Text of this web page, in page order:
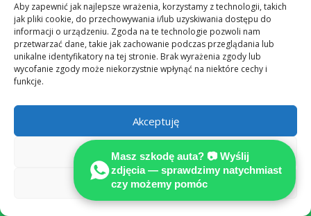
Aby zapewnić jak najlepsze wrażenia, korzystamy z technologii, takich
jak pliki cookie, do przechowywania i/lub uzyskiwania dostępu do
informacji o urządzeniu. Zgoda na te technologie pozwoli nam
przetwarzać dane, takie jak zachowanie podczas przeglądania lub
unikalne identyfikatory na tej stronie. Brak wyrażenia zgody lub
wycofanie zgody może niekorzystnie wpłynąć na niektóre cechy i
funkcje.
Akceptuję
Odmów
Zobacz preferencje
Wycena
rzeczoznawcy
ubezpieczyciela —
interes płatnika,
Niezależna
certyfikowana
opinia techniczna
— pełny kosztorys
rynkowych
Pominięte
pozycje: utrata
wartości, auto
zastępcze, holowanie
roszczeń: utrata
wartości pojazdu,
auto zastępcze,
koszty dodatkowe

Masz szkodę auta? 📷 Wyślij
zdjęcia — sprawdzimy natychmiast
czy możemy pomóc